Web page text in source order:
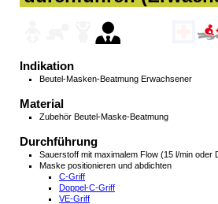
Indikation
Beutel-Masken-Beatmung Erwachsener
Material
Zubehör Beutel-Maske-Beatmung
Durchführung
Sauerstoff mit maximalem Flow (15 l/min oder
Maske positionieren und abdichten
C-Griff
Doppel-C-Griff
VE-Griff